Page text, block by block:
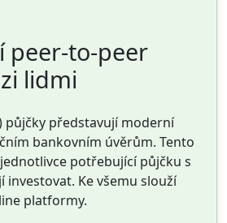
peer-to-peer
lidmi
půjčky představují moderní
bankovním úvěrům. Tento
potřebující půjčku s
investovat. Ke všemu slouží
platformy.